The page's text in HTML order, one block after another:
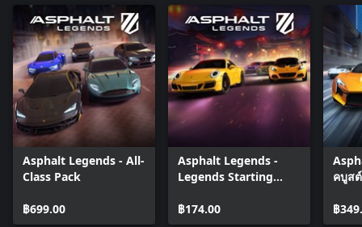
อย่าลืมติดตามเราบนโซเชียลมีเดีย:
Facebook: https://gmlft.co/ALU_Facebook
Twitter: https://gmlft.co/ALU_X
Instagram: https://gmlft.co/ALU_Instagram
YouTube: https://gmlft.co/ALU_YouTube
ข้อตกลงในการใช้: http://www.gameloft.com/th/conditions-of-
use
นโยบายความเป็นส่วนตัว: http://www.gameloft.com/th/privacy-
notice
ข้อตกลงอนุญาตให้ใช้สิทธิแก่ผู้ใช้ปลายทาง:
http://www.gameloft.com/th/eula
นโยบายการใช้คุกกี้:
Asphalt Legends - All-
Class Pack
฿699.00
Asphalt Legends -
Legends Starting
฿174.00
คบูส
฿